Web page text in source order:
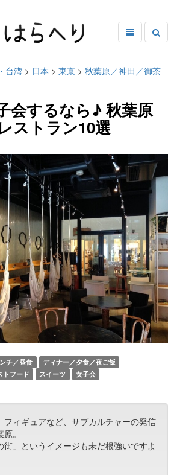
台湾 > 日本 > 東京 > 秋葉原／神田／御茶
会するなら♪ 秋葉原
ストラン10選
チ／昼食
ディナー／夕食／夜ご飯
トフード スイーツ 女子会
フィギュアなど、サブカルチャーの発信
。
街」というイメージも未だ根強いですよ